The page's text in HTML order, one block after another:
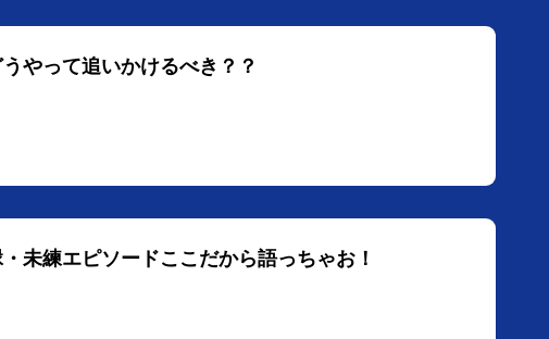
やって追いかけるべき？？
未練エピソードここだから語っちゃお！